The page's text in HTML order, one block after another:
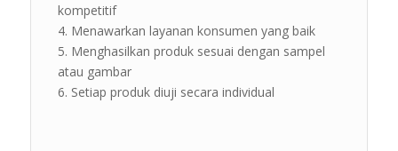
kompetitif
Menawarkan layanan konsumen yang baik
Menghasilkan produk sesuai dengan sampel
atau gambar
Setiap produk diuji secara individual